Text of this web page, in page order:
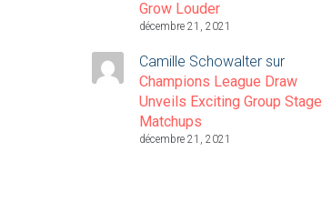
Grow Louder
décembre 21, 2021
Camille Schowalter sur
Champions League Draw
Unveils Exciting Group Stage
Matchups
décembre 21, 2021